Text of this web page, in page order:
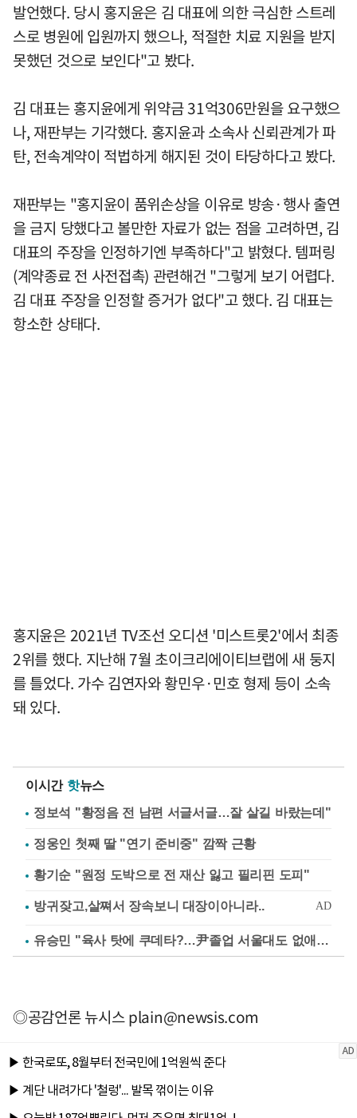
발언했다. 당시 홍지윤은 김 대표에 의한 극심한 스트레
스로 병원에 입원까지 했으나, 적절한 치료 지원을 받지
못했던 것으로 보인다"고 봤다.
김 대표는 홍지윤에게 위약금 31억306만원을 요구했으
나, 재판부는 기각했다. 홍지윤과 소속사 신뢰관계가 파
탄, 전속계약이 적법하게 해지된 것이 타당하다고 봤다.
재판부는 "홍지윤이 품위손상을 이유로 방송·행사 출연
을 금지 당했다고 볼만한 자료가 없는 점을 고려하면, 김
대표의 주장을 인정하기엔 부족하다"고 밝혔다. 템퍼링
(계약종료 전 사전접촉) 관련해건 "그렇게 보기 어렵다.
김 대표 주장을 인정할 증거가 없다"고 했다. 김 대표는
항소한 상태다.
홍지윤은 2021년 TV조선 오디션 '미스트롯2'에서 최종
2위를 했다. 지난해 7월 초이크리에이티브랩에 새 둥지
를 틀었다. 가수 김연자와 황민우·민호 형제 등이 소속
돼 있다.
이시간 핫뉴스
정보석 "황정음 전 남편 서글서글…잘 살길 바랐는데"
정웅인 첫째 딸 "연기 준비중" 깜짝 근황
황기순 "원정 도박으로 전 재산 잃고 필리핀 도피"
유승민 "육사 탓에 쿠데타?…尹졸업 서울대도 없애나"
◎공감언론 뉴시스plain@newsis.com